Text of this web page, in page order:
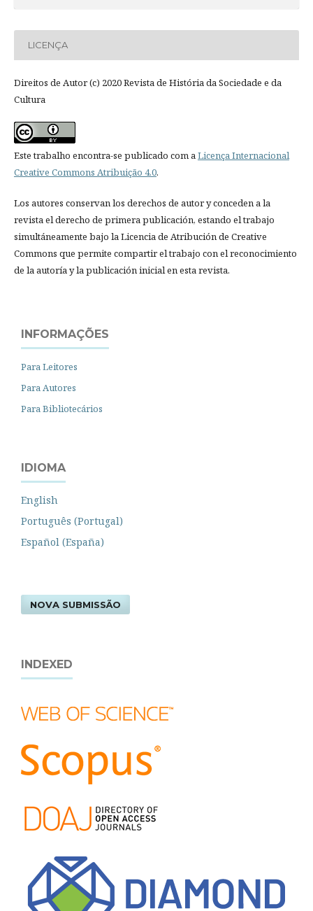
LICENÇA
Direitos de Autor (c) 2020 Revista de História da Sociedade e da
Cultura
Este trabalho encontra-se publicado com aLicença Internacional
Creative Commons Atribuição 4.0.
Los autores conservan los derechos de autor y conceden a la
revista el derecho de primera publicación, estando el trabajo
simultáneamente bajo la Licencia de Atribución de Creative
Commons que permite compartir el trabajo con el reconocimiento
de la autoría y la publicación inicial en esta revista.
INFORMAÇÕES
Para Leitores
Para Autores
Para Bibliotecários
IDIOMA
English
Português (Portugal)
Español (España)
NOVA SUBMISSÃO
INDEXED